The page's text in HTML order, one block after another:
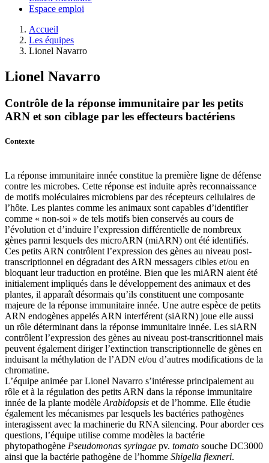
Espace emploi
Accueil
Les équipes
Lionel Navarro
Lionel Navarro
Contrôle de la réponse immunitaire par les petits
ARN et son ciblage par les effecteurs bactériens
Contexte
La réponse immunitaire innée constitue la première ligne de défense
contre les microbes. Cette réponse est induite après reconnaissance
de motifs moléculaires microbiens par des récepteurs cellulaires de
l’hôte. Les plantes comme les animaux sont capables d’identifier
comme « non-soi » de tels motifs bien conservés au cours de
l’évolution et d’induire l’expression différentielle de nombreux
gènes parmi lesquels des microARN (miARN) ont été identifiés.
Ces petits ARN contrôlent l’expression des gènes au niveau post-
transcriptionnel en dégradant des ARN messagers cibles et/ou en
bloquant leur traduction en protéine. Bien que les miARN aient été
initialement impliqués dans le développement des animaux et des
plantes, il apparaît désormais qu’ils constituent une composante
majeure de la réponse immunitaire innée. Une autre espèce de petits
ARN endogènes appelés ARN interférent (siARN) joue elle aussi
un rôle déterminant dans la réponse immunitaire innée. Les siARN
contrôlent l’expression des gènes au niveau post-transcritionnel mais
peuvent également diriger l’extinction transcriptionnelle de gènes en
induisant la méthylation de l’ADN et/ou d’autres modifications de la
chromatine.
L’équipe animée par Lionel Navarro s’intéresse principalement au
rôle et à la régulation des petits ARN dans la réponse immunitaire
innée de la plante modèle Arabidopsis et de l’homme. Elle étudie
également les mécanismes par lesquels les bactéries pathogènes
interagissent avec la machinerie du RNA silencing. Pour aborder ces
questions, l’équipe utilise comme modèles la bactérie
phytopathogène Pseudomonas syringae pv. tomato souche DC3000
ainsi que la bactérie pathogène de l’homme Shigella flexneri.